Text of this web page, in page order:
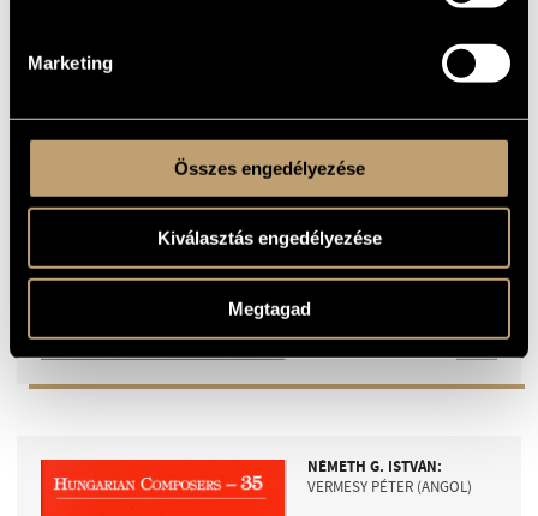
Marketing
Összes engedélyezése
Kiválasztás engedélyezése
Megtagad
1500HUF
ISBN9639433195
2003
NÉMETH G. ISTVÁN:
VERMESY PÉTER (ANGOL)